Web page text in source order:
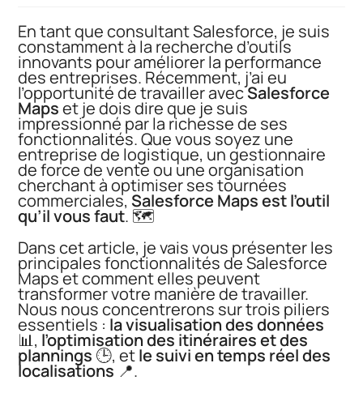
En tant que consultant Salesforce, je suis
constamment à la recherche d’outils
innovants pour améliorer la performance
des entreprises. Récemment, j’ai eu
l’opportunité de travailler avecSalesforce
Mapset je dois dire que je suis
impressionné par la richesse de ses
fonctionnalités. Que vous soyez une
entreprise de logistique, un gestionnaire
de force de vente ou une organisation
cherchant à optimiser ses tournées
commerciales, Salesforce Maps est l’outil
qu’il vous faut. 🗺️
Dans cet article, je vais vous présenter les
principales fonctionnalités de Salesforce
Maps et comment elles peuvent
transformer votre manière de travailler.
Nous nous concentrerons sur trois piliers
essentiels : la visualisation des données
📊, l’optimisation des itinéraires et des
plannings 🕒, etle suivi en temps réel des
localisations 📍.